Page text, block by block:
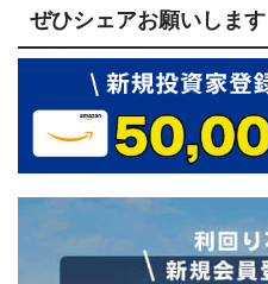
ぜひシェアお願いします